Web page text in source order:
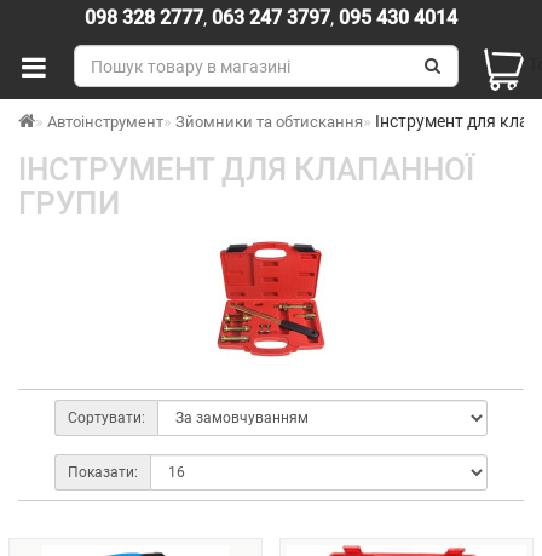
098 328 2777, 063 247 3797, 095 430 4014
Автоінструмент Зйомники та обтискання Інструмент для
ІНСТРУМЕНТ ДЛЯ КЛАПАННОЇ
ГРУПИ
Сортувати:
Показати: